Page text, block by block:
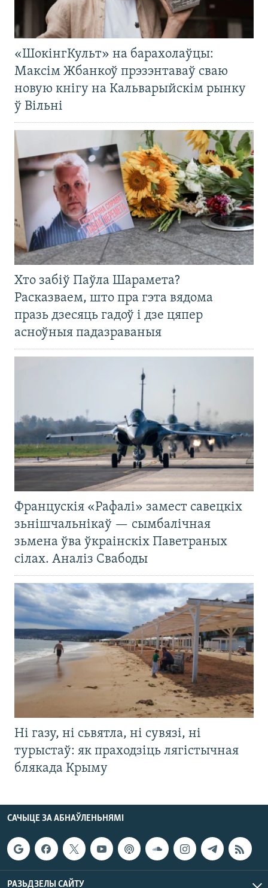
«ШокінгКульт» на барахолаўцы:
Максім Жбанкоў прэзэнтаваў сваю
новую кнігу на Кальварыйскім рынку
ў Вільні
Хто забіў Паўла Шарамета?
Расказваем, што пра гэта вядома
празь дзесяць гадоў і дзе цяпер
асноўныя падазраваныя
Францускія «Рафалі» замест савецкіх
зьнішчальнікаў — сымбалічная
зьмена ўва ўкраінскіх Паветраных
сілах. Аналіз Свабоды
Ні газу, ні сьвятла, ні сувязі, ні
турыстаў: як праходзіць лягістычная
блякада Крыму
САЧЫЦЕ ЗА АБНАЎЛЕНЬНЯМІ
РАЗЬДЗЕЛЫ САЙТУ